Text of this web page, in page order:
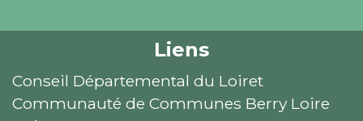
Liens
Conseil Départemental du Loiret
Communauté de Communes Berry Loire